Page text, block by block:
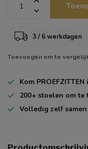
3 / 6 werkdagen
Toevoegen om te
Kom PROEFZITTEN
200+ stoelen om te
Volledig zelf